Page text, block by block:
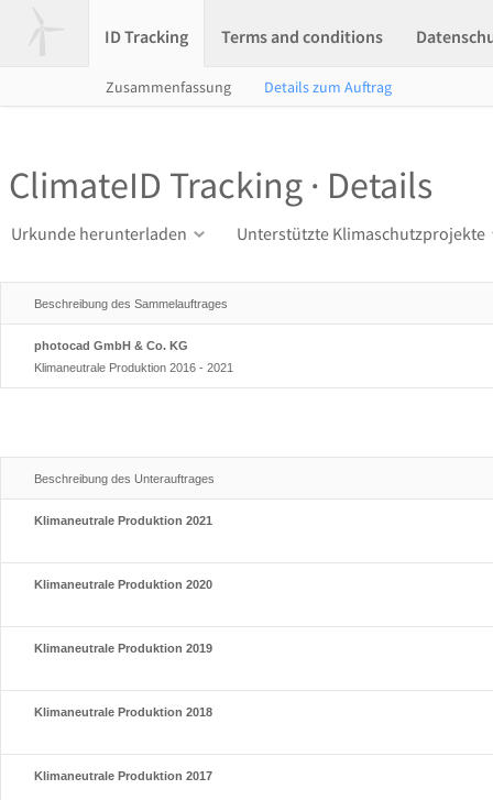
ID Tracking Terms and conditions
Zusammenfassung Details zum Auftrag
ClimateID Tracking · Details
Urkunde herunterladen Unterstützte Klimaschutzprojekte
Beschreibung des Sammelauftrages
photocad GmbH & Co. KG
Klimaneutrale Produktion 2016 - 2021
Beschreibung des Unterauftrages
Klimaneutrale Produktion 2021
Klimaneutrale Produktion 2020
Klimaneutrale Produktion 2019
Klimaneutrale Produktion 2018
Klimaneutrale Produktion 2017